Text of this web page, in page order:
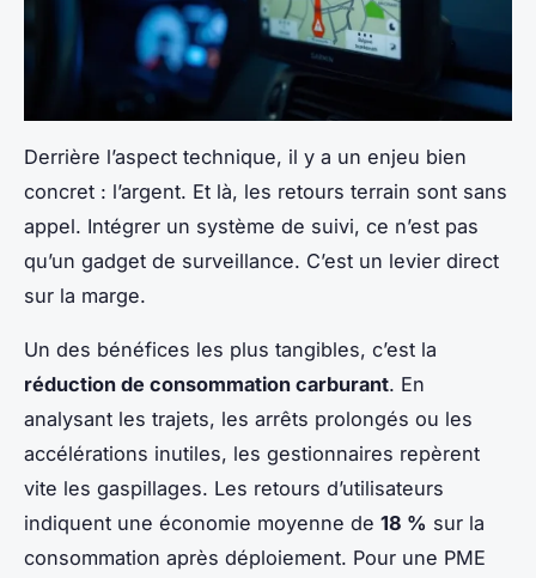
Derrière l’aspect technique, il y a un enjeu bien
concret : l’argent. Et là, les retours terrain sont sans
appel. Intégrer un système de suivi, ce n’est pas
qu’un gadget de surveillance. C’est un levier direct
sur la marge.
Un des bénéfices les plus tangibles, c’est la
réduction de consommation carburant. En
analysant les trajets, les arrêts prolongés ou les
accélérations inutiles, les gestionnaires repèrent
vite les gaspillages. Les retours d’utilisateurs
indiquent une économie moyenne de 18 % sur la
consommation après déploiement. Pour une PME